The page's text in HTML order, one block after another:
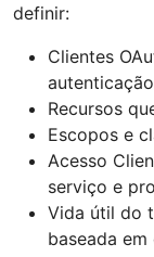
definir:
Clientes
Recursos
Escopos e
Acesso
serviço e
Vida útil do
baseada